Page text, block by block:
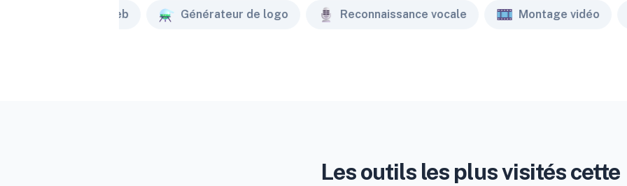
Créateur de site web Générateur de logo Reconnaissance vocale Montage vidéo
Les outils les plus visités cette